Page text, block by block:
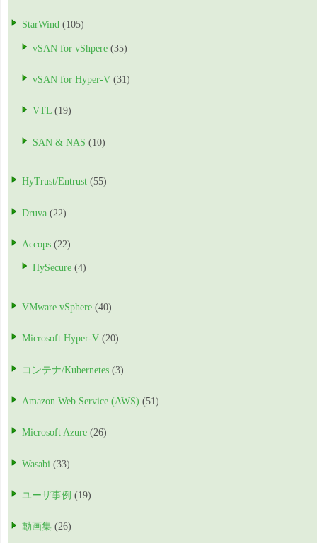
StarWind (105)
vSAN for vShpere (35)
vSAN for Hyper-V (31)
VTL (19)
SAN & NAS (10)
HyTrust/Entrust (55)
Druva (22)
Accops (22)
HySecure (4)
VMware vSphere (40)
Microsoft Hyper-V (20)
コンテナ/Kubernetes (3)
Amazon Web Service (AWS) (51)
Microsoft Azure (26)
Wasabi (33)
ユーザ事例 (19)
動画集 (26)